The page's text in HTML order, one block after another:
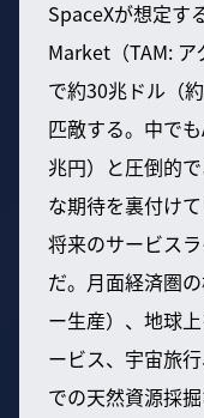
SpaceXが想定す
Market（TAM:
で約30兆ドル（
匹敵する。中で
兆円）と圧倒的
な期待を裏付けて
将来のサービス
だ。月面経済圏
ー生産）、地球
ービス、宇宙旅
での天然資源採